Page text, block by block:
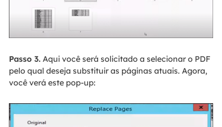
Passo 3.Aqui você será solicitado a selecionar o PDF
pelo qual deseja substituir as páginas atuais. Agora,
você verá este pop-up: